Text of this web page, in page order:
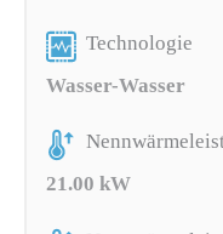
Technologie
Wasser-Wasser
21.00 kW